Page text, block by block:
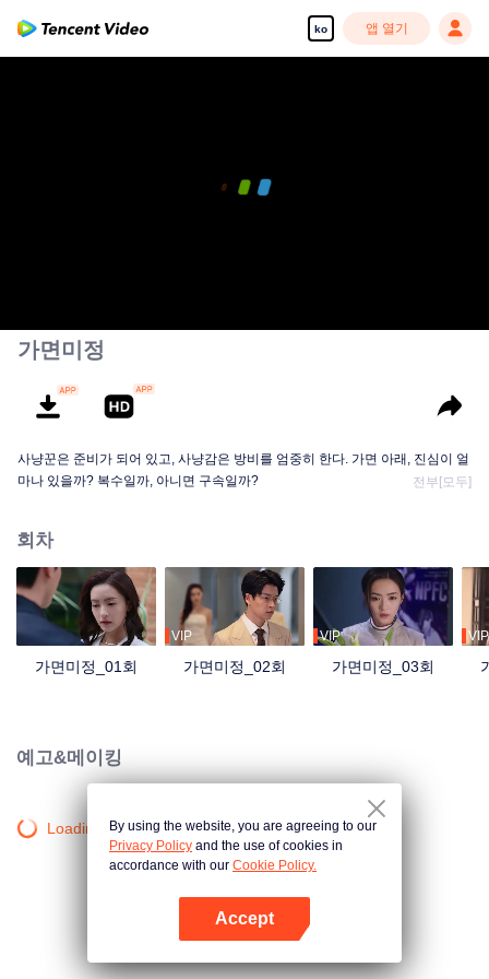
ko 앱 열기
가면미정
사냥꾼은 준비가 되어 있고, 사냥감은 방비를 엄중히 한다. 가면 아래, 진심이 얼
마나 있을까? 복수일까, 아니면 구속일까?
전부[모두]
회차
가면미정_01회
VIP
가면미정_02회
VIP
가면미정_03회
VIP
예고&메이킹
Loading…By using the website, you are agreeing to our
Privacy Policy and the use of cookies in
accordance with our Cookie Policy.
Accept